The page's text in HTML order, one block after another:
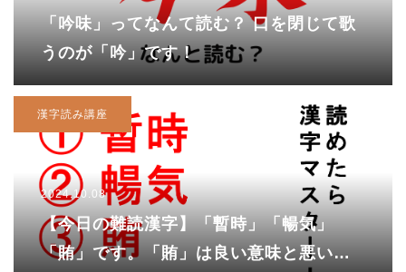
「吟味」ってなんて読む？ 口を閉じて歌
うのが「吟」です！
漢字読み講座
2024.10.08
【今日の難読漢字】「暫時」「暢気」
「賄」です。「賄」は良い意味と悪い意